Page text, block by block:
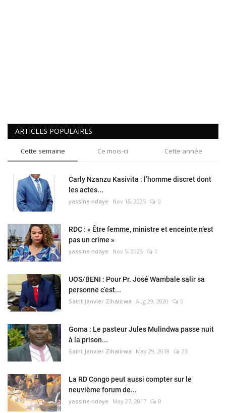
ARTICLES POPULAIRES
Cette semaine Ce mois-ci Cette année
Carly Nzanzu Kasivita : l’homme discret dont
les actes...
yassine ndaye Nov 15, 2025 0
RDC : « Être femme, ministre et enceinte n’est
pas un crime »
yassine ndaye Nov 5, 2025 0
UOS/BENI : Pour Pr. José Wambale salir sa
personne c’est...
Saint Janvier Zihalirwa Aug 29, 2020 0
Goma : Le pasteur Jules Mulindwa passe nuit
à la prison...
Saint Janvier Zihalirwa May 29, 2018 23
La RD Congo peut aussi compter sur le
neuvième forum de...
yassine ndaye May 27, 2017 0